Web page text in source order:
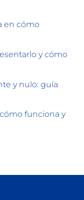
en cómo
y cómo
y nulo: guía
funciona y